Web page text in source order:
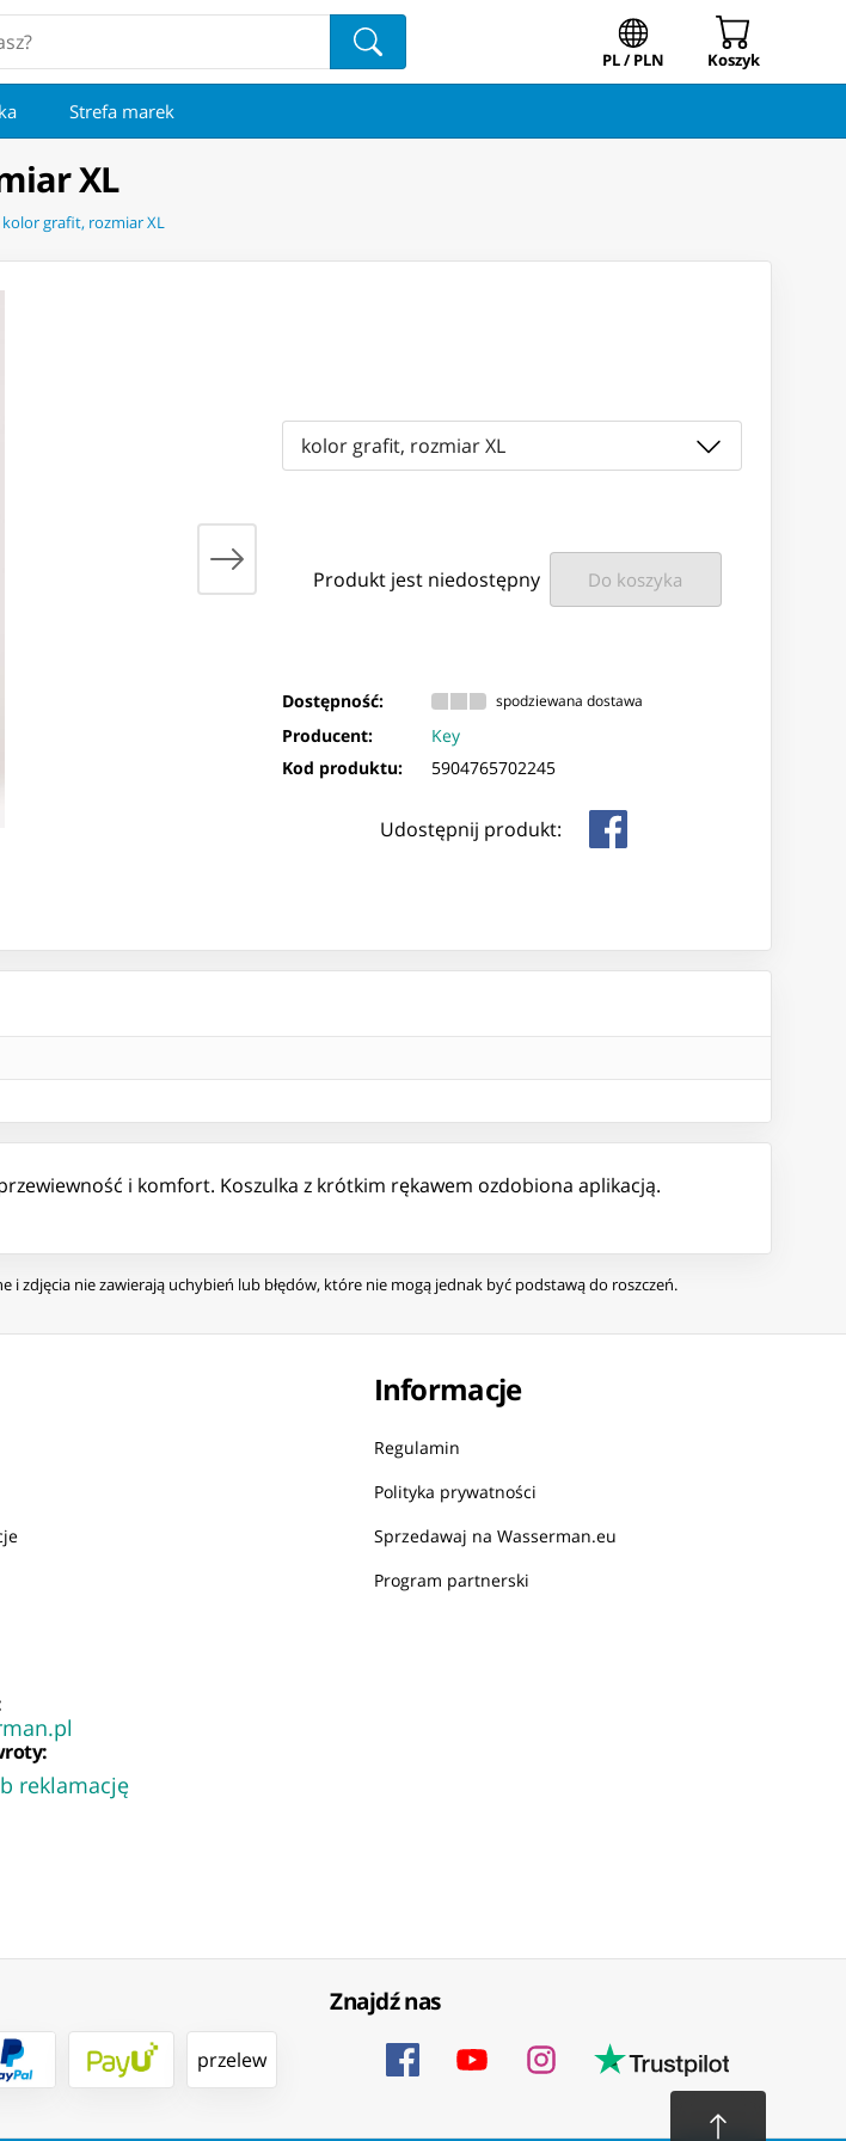
PL / PLN Koszyk
Strefa marek
XL
kolor grafit, rozmiar XL
kolor grafit, rozmiar XL
Produkt jest niedostępny Do koszyka
Dostępność: spodziewana dostawa
Producent:
Key
Kod produktu:
5904765702245
Udostępnij produkt:
i komfort. Koszulka z krótkim rękawem ozdobiona aplikacją.
zdjęcia nie zawierają uchybień lub błędów, które nie mogą jednak być podstawą do roszczeń.
Informacje
Regulamin
Polityka prywatności
Sprzedawaj na Wasserman.eu
Program partnerski
reklamację
przelew
Znajdź nas